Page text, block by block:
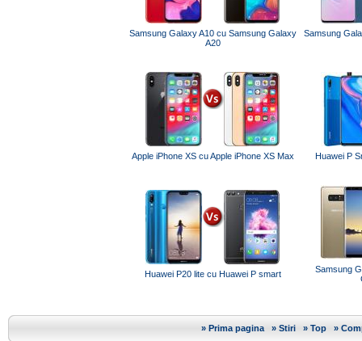
Samsung Galaxy A10 cu Samsung Galaxy
A20
Samsung
Apple iPhone XS cu Apple iPhone XS Max Huawei P
Huawei P20 lite cu Huawei P smart
Samsung
» Prima pagina» Stiri» Top»